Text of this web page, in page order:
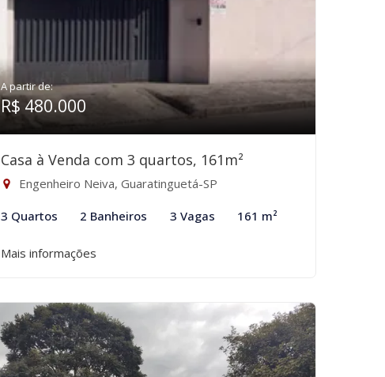
A partir de:
R$ 480.000
Casa à Venda com 3 quartos, 161m²
Engenheiro Neiva, Guaratinguetá-SP
3 Quartos 2 Banheiros 3 Vagas 161 m²
Mais informações